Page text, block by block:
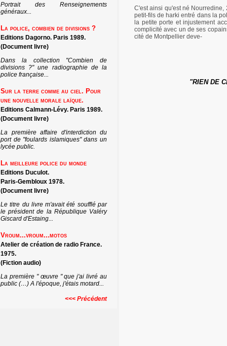
Portrait des Renseignements
généraux...
La police, combien de divisions ?
Editions Dagorno. Paris 1989.
(Document livre)
Dans la collection "Combien de
divisions ?" une radiographie de la
police française...
Sur la terre comme au ciel. Pour
une nouvelle morale laïque.
Editions Calmann-Lévy. Paris 1989.
(Document livre)
La première affaire d'interdiction du
port de "foulards islamiques" dans un
lycée public.
La meilleure police du monde
Editions Duculot.
Paris-Gembloux 1978.
(Document livre)
Le titre du livre m'avait été soufflé par
le président de la République Valéry
Giscard d'Estaing...
Vroum...vroum...motos
Atelier de création de radio France.
1975.
(Fiction audio)
La première " œuvre " que j'ai livré au
public (…) A l'époque, j'étais motard...
<<< Précédent
C'est ainsi qu'est né Nourredine,
petit-fils de harki entré dans la
la petite porte et injustement
complicité avec un de ses
cité de Montpellier deve-
"RIEN DE